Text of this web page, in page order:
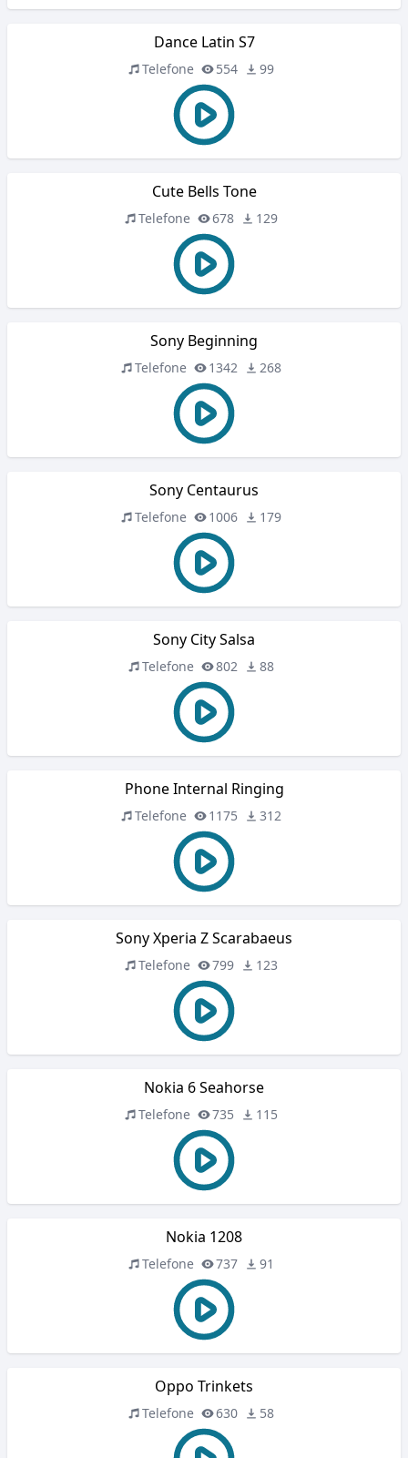
Dance Latin S7
Telefone 554 99
Cute Bells Tone
Telefone 678 129
Sony Beginning
Telefone 1342 268
Sony Centaurus
Telefone 1006 179
Sony City Salsa
Telefone 802 88
Phone Internal Ringing
Telefone 1175 312
Sony Xperia Z Scarabaeus
Telefone 799 123
Nokia 6 Seahorse
Telefone 735 115
Nokia 1208
Telefone 737 91
Oppo Trinkets
Telefone 630 58